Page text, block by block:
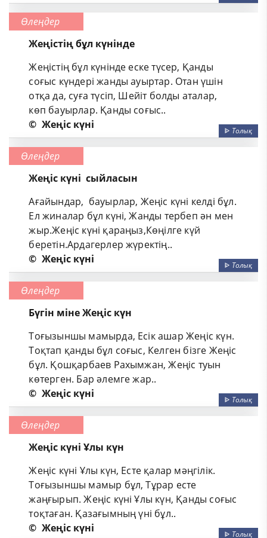
Өлеңдер
Жеңістің бұл күнінде
Жеңістің бұл күнінде еске түсер, Қанды
соғыс күндері жанды ауыртар. Отан үшін
отқа да, суға түсіп, Шейіт болды аталар,
көп бауырлар. Қанды соғыс..
©Жеңіс күні ᐈ Толық
Өлеңдер
Жеңіс күні сыйласын
Ағайындар, бауырлар, Жеңіс күні келді бұл.
Ел жиналар бұл күні, Жанды тербеп ән мен
жыр.Жеңіс күні қараңыз,Көңілге күй
беретін.Ардагерлер жүректің..
©Жеңіс күні ᐈ Толық
Өлеңдер
Бүгін міне Жеңіс күн
Тоғызыншы мамырда, Есік ашар Жеңіс күн.
Тоқтап қанды бұл соғыс, Келген бізге Жеңіс
бұл. Қошқарбаев Рахымжан, Жеңіс туын
көтерген. Бар әлемге жар..
©Жеңіс күні ᐈ Толық
Өлеңдер
Жеңіс күні Ұлы күн
Жеңіс күні Ұлы күн, Есте қалар мәңгілік.
Тоғызыншы мамыр бұл, Тұрар есте
жаңғырып. Жеңіс күні Ұлы күн, Қанды соғыс
тоқтаған. Қазағымның үні бұл..
©Жеңіс күні ᐈ Толық